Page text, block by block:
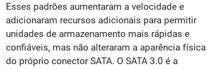
Esses padrões aumentaram a velocidade e
adicionaram recursos adicionais para permitir
unidades de armazenamento mais rápidas e
confiáveis, mas não alteraram a aparência física
do próprio conector SATA. O SATA 3.0 é a